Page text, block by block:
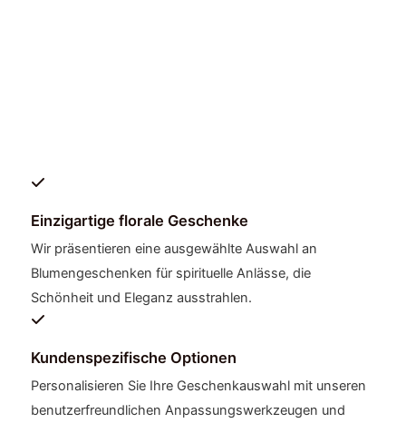
Einzigartige florale Geschenke
Wir präsentieren eine ausgewählte Auswahl an
Blumengeschenken für spirituelle Anlässe, die
Schönheit und Eleganz ausstrahlen.
Kundenspezifische Optionen
Personalisieren Sie Ihre Geschenkauswahl mit unseren
benutzerfreundlichen Anpassungswerkzeugen und